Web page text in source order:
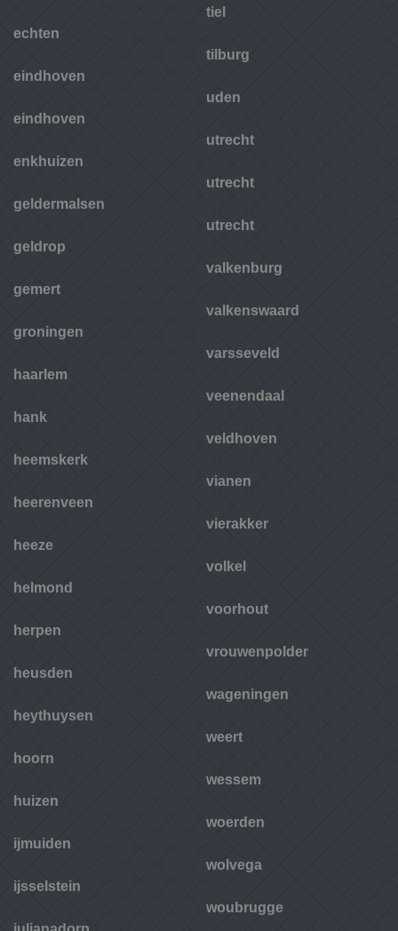
echten
eindhoven
eindhoven
enkhuizen
geldermalsen
geldrop
gemert
groningen
haarlem
hank
heemskerk
heerenveen
heeze
helmond
herpen
heusden
heythuysen
hoorn
huizen
ijmuiden
ijsselstein
tiel
tilburg
uden
utrecht
utrecht
utrecht
valkenburg
valkenswaard
varsseveld
veenendaal
veldhoven
vianen
vierakker
volkel
voorhout
vrouwenpolder
wageningen
weert
wessem
woerden
wolvega
woubrugge